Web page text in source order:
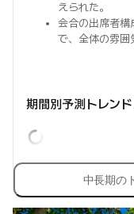
えられた。
会合の出席者構
で、全体の雰囲
期間別予測トレン
中長期の